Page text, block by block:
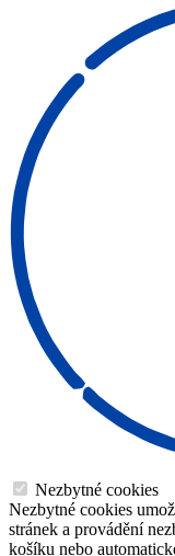
Nezbytné cookies
Nezbytné cookies
stránek a provádění
košíku nebo